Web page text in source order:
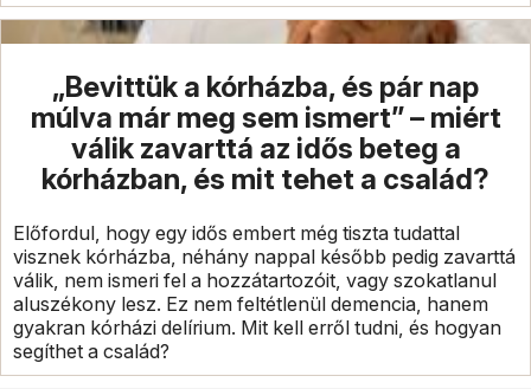
„Bevittük a kórházba, és pár nap
múlva már meg sem ismert” – miért
válik zavarttá az idős beteg a
kórházban, és mit tehet a család?
Előfordul, hogy egy idős embert még tiszta tudattal
visznek kórházba, néhány nappal később pedig zavarttá
válik, nem ismeri fel a hozzátartozóit, vagy szokatlanul
aluszékony lesz. Ez nem feltétlenül demencia, hanem
gyakran kórházi delírium. Mit kell erről tudni, és hogyan
segíthet a család?